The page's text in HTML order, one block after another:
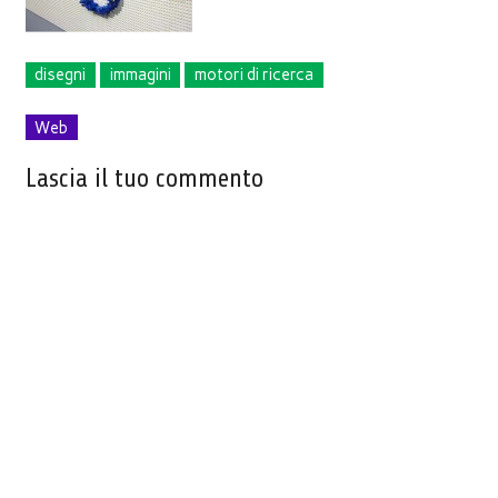
disegni immagini motori di ricerca
Web
Lascia il tuo commento